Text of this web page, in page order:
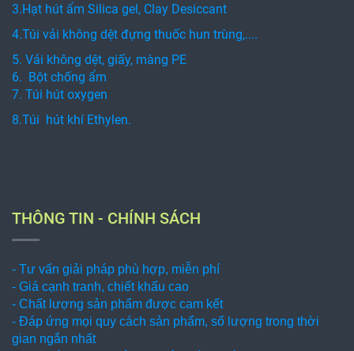
3.Hạt hút ẩm Silica gel, Clay Desiccant
4.Túi vải không dệt đựng thuốc hun trùng,....
5. Vải không dệt, giấy, màng PE
6. Bột chống ẩm
7. Túi hút oxygen
8.Túi hút khí Ethylen.
THÔNG TIN - CHÍNH SÁCH
- Tư vấn giải pháp phù hợp, miễn phí
- Giá cạnh tranh, chiết khấu cao
- Chất lượng sản phẩm được cam kết
- Đáp ứng mọi quy cách sản phẩm, số lượng trong thời
gian ngắn nhất